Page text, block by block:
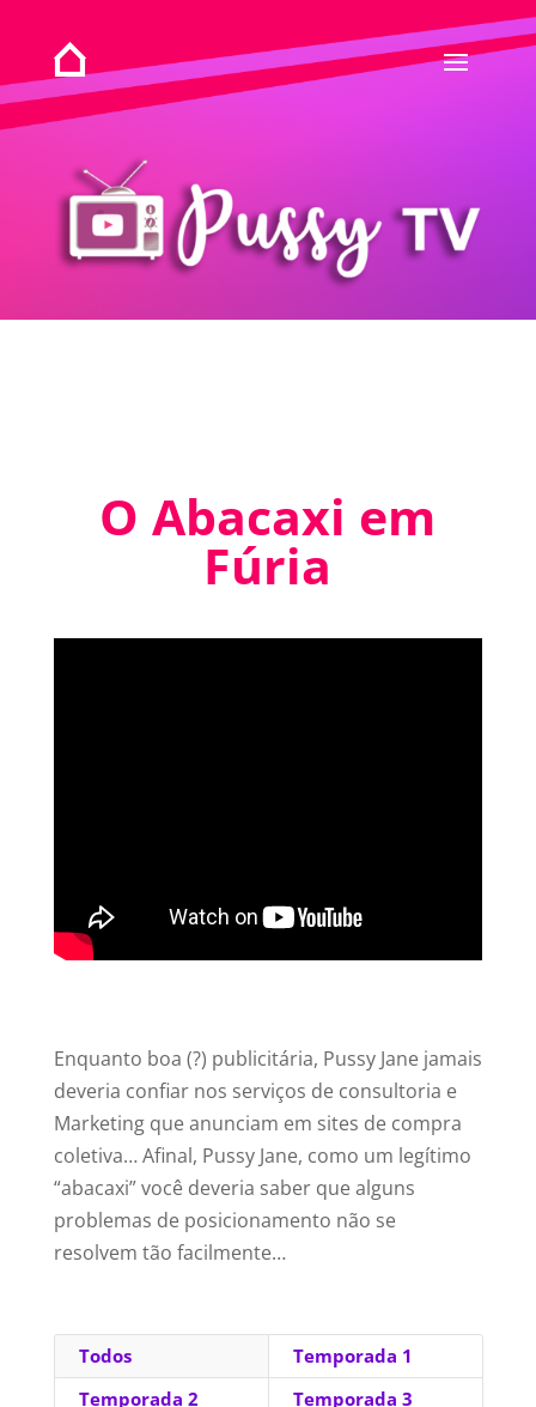
O Abacaxi em
Fúria
Enquanto boa (?) publicitária, Pussy Jane jamais
deveria confiar nos serviços de consultoria e
Marketing que anunciam em sites de compra
coletiva… Afinal, Pussy Jane, como um legítimo
“abacaxi” você deveria saber que alguns
problemas de posicionamento não se
resolvem tão facilmente…
Todos
Temporada 1
Temporada 2
Temporada 3